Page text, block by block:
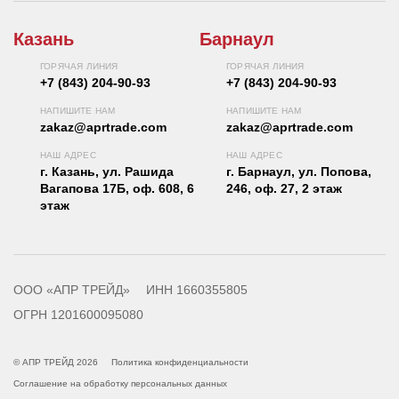
Казань
ГОРЯЧАЯ ЛИНИЯ
+7 (843) 204-90-93
НАПИШИТЕ НАМ
zakaz@aprtrade.com
НАШ АДРЕС
г. Казань, ул. Рашида
Вагапова 17Б, оф. 608, 6
этаж
Барнаул
ГОРЯЧАЯ ЛИНИЯ
+7 (843) 204-90-93
НАПИШИТЕ НАМ
zakaz@aprtrade.com
НАШ АДРЕС
г. Барнаул, ул. Попова,
246, оф. 27, 2 этаж
ООО «АПР ТРЕЙД»
ИНН 1660355805
ОГРН 1201600095080
© АПР ТРЕЙД 2026 Политика конфиденциальности
Соглашение на обработку персональных данных